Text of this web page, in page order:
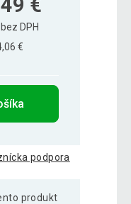
€
DPH
€
podpora
produkt